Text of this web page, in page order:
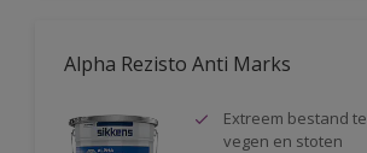
Alpha Rezisto Anti Marks
Extreem bestand
vegen en stoten